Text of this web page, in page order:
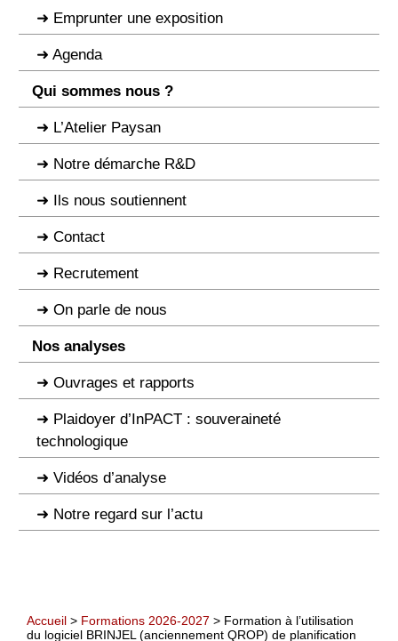
Emprunter une exposition
Agenda
Qui sommes nous ?
L’Atelier Paysan
Notre démarche R&D
Ils nous soutiennent
Contact
Recrutement
On parle de nous
Nos analyses
Ouvrages et rapports
Plaidoyer d’InPACT : souveraineté
technologique
Vidéos d’analyse
Notre regard sur l’actu
Accueil > Formations 2026-2027 > Formation à l’utilisation
du logiciel BRINJEL (anciennement QROP) de planification